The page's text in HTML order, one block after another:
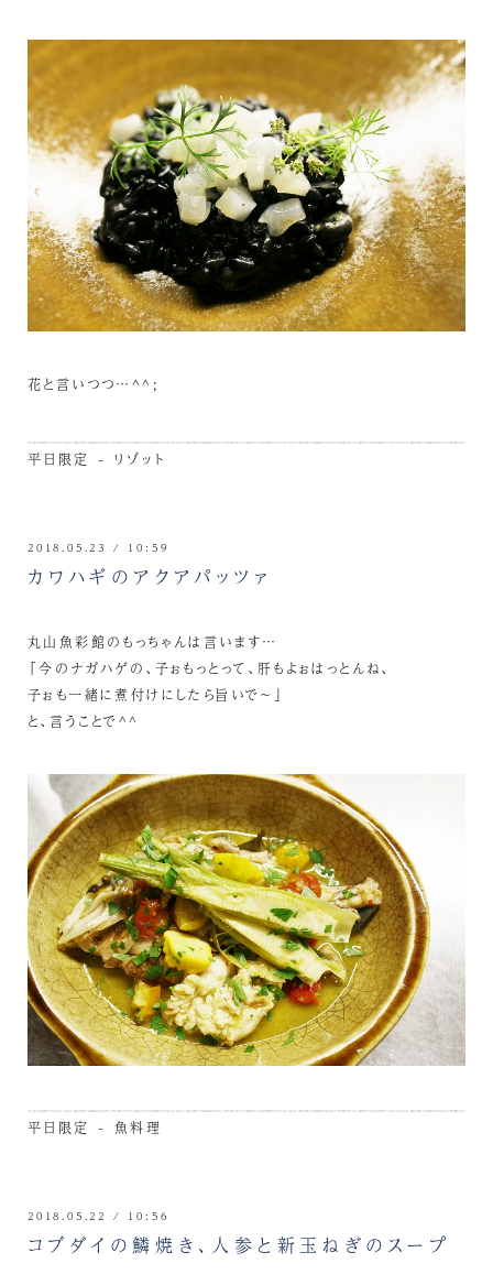
花と言いつつ…^^;
平日限定 - リゾット
2018.05.23 / 10:59
カワハギのアクアパッツァ
丸山魚彩館のもっちゃんは言います…
「今のナガハゲの、子ぉもっとって、肝もよぉはっとんね、
子ぉも一緒に煮付けにしたら旨いで～」
と、言うことで^^
平日限定 - 魚料理
2018.05.22 / 10:56
コブダイの鱗焼き、人参と新玉ねぎのスープ